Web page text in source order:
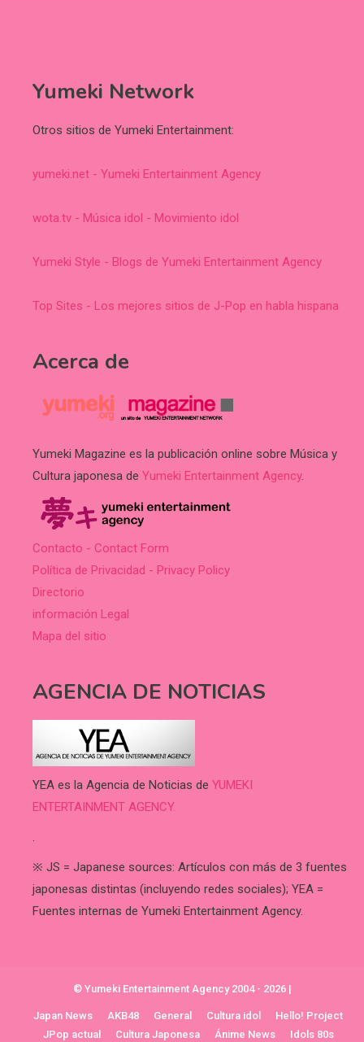
Yumeki Network
Otros sitios de Yumeki Entertainment:
yumeki.net - Yumeki Entertainment Agency
wota.tv - Música idol - Movimiento idol
Yumeki Style - Blogs de Yumeki Entertainment Agency
Top Sites - Los mejores sitios de J-Pop en habla hispana
Acerca de
Yumeki Magazine es la publicación online sobre Música y
Cultura japonesa de Yumeki Entertainment Agency.
Contacto - Contact Form
Política de Privacidad - Privacy Policy
Directorio
información Legal
Mapa del sitio
AGENCIA DE NOTICIAS
YEA es la Agencia de Noticias de YUMEKI
ENTERTAINMENT AGENCY.
.
※ JS = Japanese sources: Artículos con más de 3 fuentes
japonesas distintas (incluyendo redes sociales); YEA =
Fuentes internas de Yumeki Entertainment Agency.
© Yumeki Entertainment Agency 2004 - 2026 |
Japan News AKB48 General Cultura idol
Hello! Project
JPop actual
Cultura Japonesa Ánime News Idols 80s